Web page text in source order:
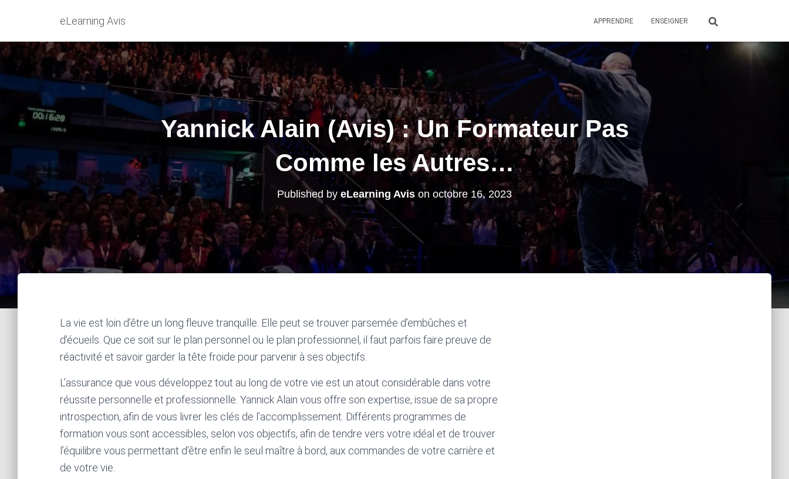
eLearning Avis APPRENDRE ENSEIGNER
Yannick Alain (Avis) : Un Formateur Pas
Comme les Autres…
Published by eLearning Avis on octobre 16, 2023
La vie est loin d’être un long fleuve tranquille. Elle peut se trouver parsemée d’embûches et
d’écueils. Que ce soit sur le plan personnel ou le plan professionnel, il faut parfois faire preuve de
réactivité et savoir garder la tête froide pour parvenir à ses objectifs.
L’assurance que vous développez tout au long de votre vie est un atout considérable dans votre
réussite personnelle et professionnelle. Yannick Alain vous offre son expertise, issue de sa propre
introspection, afin de vous livrer les clés de l’accomplissement. Différents programmes de
formation vous sont accessibles, selon vos objectifs, afin de tendre vers votre idéal et de trouver
l’équilibre vous permettant d’être enfin le seul maître à bord, aux commandes de votre carrière et
de votre vie.